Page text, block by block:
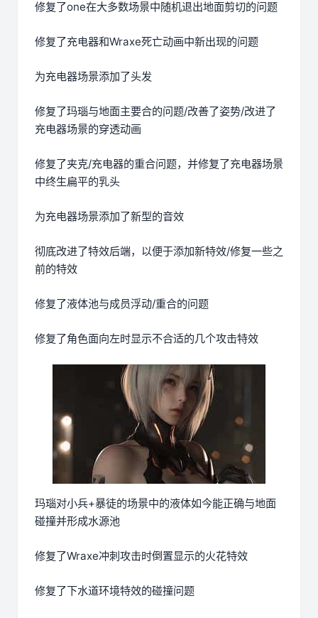
修复了one在大多数场景中随机退出地面剪切的问题
修复了充电器和Wraxe死亡动画中新出现的问题
为充电器场景添加了头发
修复了玛瑙与地面主要合的问题/改善了姿势/改进了
充电器场景的穿透动画
修复了夹克/充电器的重合问题，并修复了充电器场景
中终生扁平的乳头
为充电器场景添加了新型的音效
彻底改进了特效后端，以便于添加新特效/修复一些之
前的特效
修复了液体池与成员浮动/重合的问题
修复了角色面向左时显示不合适的几个攻击特效
玛瑙对小兵+暴徒的场景中的液体如今能正确与地面
碰撞并形成水源池
修复了Wraxe冲刺攻击时倒置显示的火花特效
修复了下水道环境特效的碰撞问题